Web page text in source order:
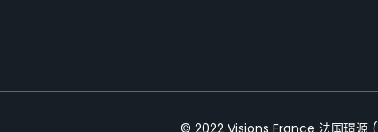
© 2022 Visions France 法国璟源(